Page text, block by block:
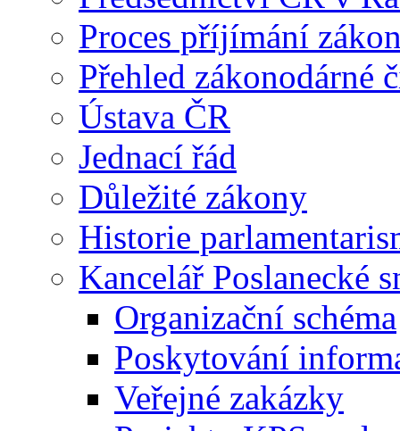
Proces příjímání
Přehled zákonodárné
Ústava ČR
Jednací řád
Důležité zákony
Historie
Kancelář Poslanecké
Organizační schéma
Poskytování
Veřejné zakázky